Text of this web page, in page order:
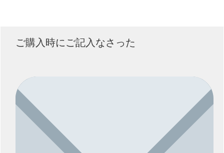
ご購入時にご記入なさった